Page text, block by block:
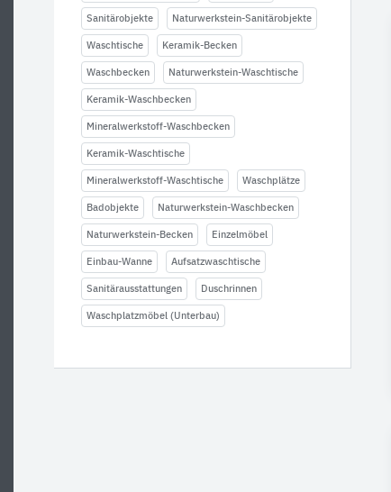
Sanitärobjekte Naturwerkstein-Sanitärobjekte
Waschtische Keramik-Becken
Waschbecken Naturwerkstein-Waschtische
Keramik-Waschbecken
Mineralwerkstoff-Waschbecken
Keramik-Waschtische
Mineralwerkstoff-Waschtische Waschplätze
Badobjekte Naturwerkstein-Waschbecken
Naturwerkstein-Becken Einzelmöbel
Einbau-Wanne Aufsatzwaschtische
Sanitärausstattungen Duschrinnen
Waschplatzmöbel (Unterbau)